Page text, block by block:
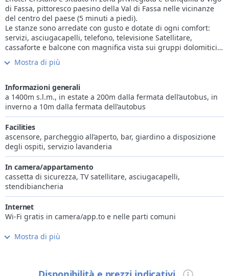
di Fassa, pittoresco paesino della Val di Fassa nelle vicinanze
del centro del paese (5 minuti a piedi).
Le stanze sono arredate con gusto e dotate di ogni comfort:
servizi, asciugacapelli, telefono, televisione Satellitare,
cassaforte e balcone con magnifica vista sui gruppi dolomitici
prospicienti. L’hotel dispone di un Bar, confortevole sala
ristorante, saletta Tv, ascensore, e parcheggio. Per il Vostro
dotato di sauna ed idromassaggio.
L’incantevole paesaggio di Vigo di Fassa offre tante possibilità
di vivere il tempo libero; romantiche passeggiate nei boschi
circostanti, escursioni, trekking in quota tra scenari di rara e
aspra bellezza, vi garantiranno una vacanza tonificante e
rilassante.
Mostra di più
Informazioni generali
a 1400m s.l.m., in estate a 200m dalla fermata dell’autobus, in
inverno a 10m dalla fermata dell’autobus
Facilities
ascensore, parcheggio all’aperto, bar, giardino a disposizione
degli ospiti, servizio lavanderia
In camera/appartamento
cassetta di sicurezza, TV satellitare, asciugacapelli,
stendibiancheria
Internet
Wi-Fi gratis in camera/app.to e nelle parti comuni
Cucina
Mostra di più